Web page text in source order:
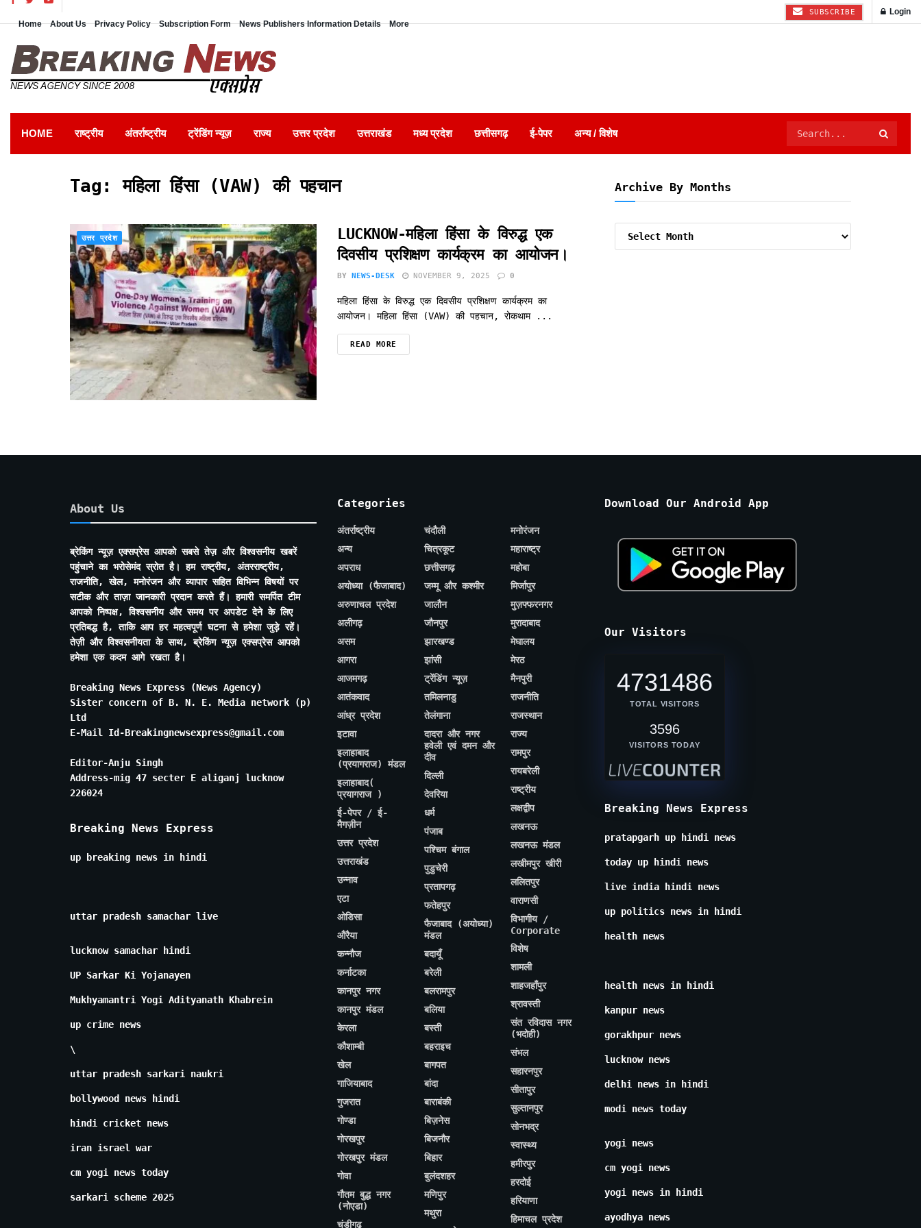
Home About Us Privacy Policy Subscription Form News Publishers Information Details More
SUBSCRIBE Login
HOME राष्ट्रीय अंतर्राष्ट्रीय ट्रेंडिंग न्यूज़ राज्य उत्तर प्रदेश उत्तराखंड मध्य प्रदेश छत्तीसगढ़ ई-पेपर अन्य / विशेष
Tag:महिला हिंसा (VAW) की पहचान
उत्तर प्रदेश
LUCKNOW-महिला हिंसा के विरुद्ध एक
दिवसीय प्रशिक्षण कार्यक्रम का आयोजन।
BY NEWS-DESK NOVEMBER 9, 2025 0
महिला हिंसा के विरुद्ध एक दिवसीय प्रशिक्षण कार्यक्रम का
आयोजन। महिला हिंसा (VAW) की पहचान, रोकथाम ...
READ MORE
Archive By Months
About Us
ब्रेकिंग न्यूज़ एक्सप्रेस आपको सबसे तेज़ और विश्वसनीय खबरें
पहुंचाने का भरोसेमंद स्रोत है। हम राष्ट्रीय, अंतरराष्ट्रीय,
राजनीति, खेल, मनोरंजन और व्यापार सहित विभिन्न विषयों पर
सटीक और ताज़ा जानकारी प्रदान करते हैं। हमारी समर्पित टीम
आपको निष्पक्ष, विश्वसनीय और समय पर अपडेट देने के लिए
प्रतिबद्ध है, ताकि आप हर महत्वपूर्ण घटना से हमेशा जुड़े रहें।
तेज़ी और विश्वसनीयता के साथ, ब्रेकिंग न्यूज़ एक्सप्रेस आपको
हमेशा एक कदम आगे रखता है।
Breaking News Express (News Agency)
Sister concern of B. N. E. Media network (p)
Ltd
E-Mail Id-Breakingnewsexpress@gmail.com
Editor-Anju Singh
Address-mig 47 secter E aliganj lucknow
226024
Breaking News Express
up breaking news in hindi
uttar pradesh samachar live
lucknow samachar hindi
UP Sarkar Ki Yojanayen
Mukhyamantri Yogi Adityanath Khabrein
up crime news
\
uttar pradesh sarkari naukri
bollywood news hindi
hindi cricket news
iran israel war
cm yogi news today
sarkari scheme 2025
Categories
अंतर्राष्ट्रीय
अन्य
अपराध
अयोध्या (फैजाबाद)
अरुणाचल प्रदेश
अलीगढ़
असम
आगरा
आजमगढ़
आतंकवाद
आंध्र प्रदेश
इटावा
इलाहाबाद
(प्रयागराज) मंडल
इलाहाबाद(
प्रयागराज )
ई-पेपर / ई-
मैगज़ीन
उत्तर प्रदेश
उत्तराखंड
उन्नाव
एटा
ओडिसा
औरैया
कन्नौज
कर्नाटका
कानपुर नगर
कानपुर मंडल
केरला
कौशाम्बी
खेल
गाजियाबाद
गुजरात
गोण्डा
गोरखपुर
गोरखपुर मंडल
गोवा
गौतम बुद्ध नगर
(नोएडा)
चंडीगढ़
चंदौली
चित्रकूट
छत्तीसगढ़
जम्मू और कश्मीर
जालौन
जौनपुर
झारखण्ड
झांसी
ट्रेंडिंग न्यूज़
तमिलनाडु
तेलंगाना
दादरा और नगर
हवेली एवं दमन और
दीव
दिल्ली
देवरिया
धर्म
पंजाब
पश्चिम बंगाल
पुडुचेरी
प्रतापगढ़
फतेहपुर
फैजाबाद (अयोध्या)
मंडल
बदायूँ
बरेली
बलरामपुर
बलिया
बस्ती
बहराइच
बागपत
बांदा
बाराबंकी
बिज़नेस
बिजनौर
बिहार
बुलंदशहर
मणिपुर
मथुरा
मनोरंजन
महाराष्ट्र
महोबा
मिर्जापुर
मुज़फ्फरनगर
मुरादाबाद
मेघालय
मेरठ
मैनपुरी
राजनीति
राजस्थान
राज्य
रामपुर
रायबरेली
राष्ट्रीय
लक्षद्वीप
लखनऊ
लखनऊ मंडल
लखीमपुर खीरी
ललितपुर
वाराणसी
विभागीय /
Corporate
विशेष
शामली
शाहजहाँपुर
श्रावस्ती
संत रविदास नगर
(भदोही)
संभल
सहारनपुर
सीतापुर
सुल्तानपुर
सोनभद्र
स्वास्थ्य
हमीरपुर
हरदोई
हरियाणा
हिमाचल प्रदेश
Download Our Android App
Our Visitors
4731486
TOTAL VISITORS
3596
VISITORS TODAY
Breaking News Express
pratapgarh up hindi news
today up hindi news
live india hindi news
up politics news in hindi
health news
health news in hindi
kanpur news
gorakhpur news
lucknow news
delhi news in hindi
modi news today
yogi news
cm yogi news
yogi news in hindi
ayodhya news